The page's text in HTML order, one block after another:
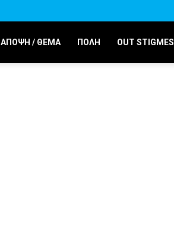
ΑΠΟΨΗ / ΘΕΜΑ ΠΟΛΗ OUT STIGMES